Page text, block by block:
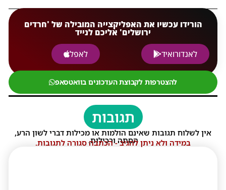
הורידו עכשיו את האפליקצייה המובילה של 'חרדים
ירושלים' אליכם לנייד
לאנדורואיד
לאפל
להצטרפות לקבוצת העדכונים בוואטסאפ
תגובות
אין לשלוח תגובות שאינם הולמות או מכילות דברי לשון הרע,
הסתה ורכילות.
במידה ולא ניתן להגיב - הכתבה סגורה לתגובות.